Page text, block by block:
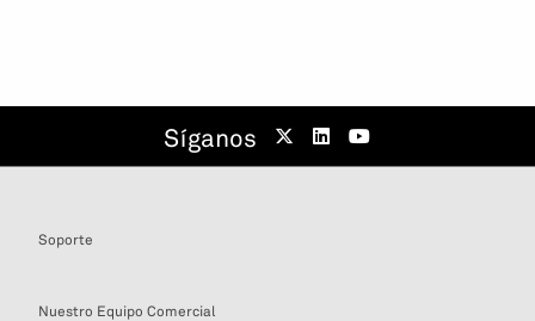
Síganos
Soporte
Nuestro Equipo Comercial